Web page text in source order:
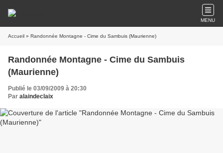
MENU
Accueil » Randonnée Montagne - Cime du Sambuis (Maurienne)
Randonnée Montagne - Cime du Sambuis
(Maurienne)
Publié le 03/09/2009 à 20:30
Par alaindeclaix